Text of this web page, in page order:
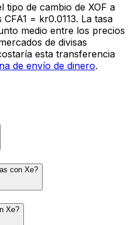
tipo de cambio de XOF a
= kr0.0113. La tasa
medio entre los precios
de divisas
esta transferencia
de envío de dinero.
con Xe?
Xe?